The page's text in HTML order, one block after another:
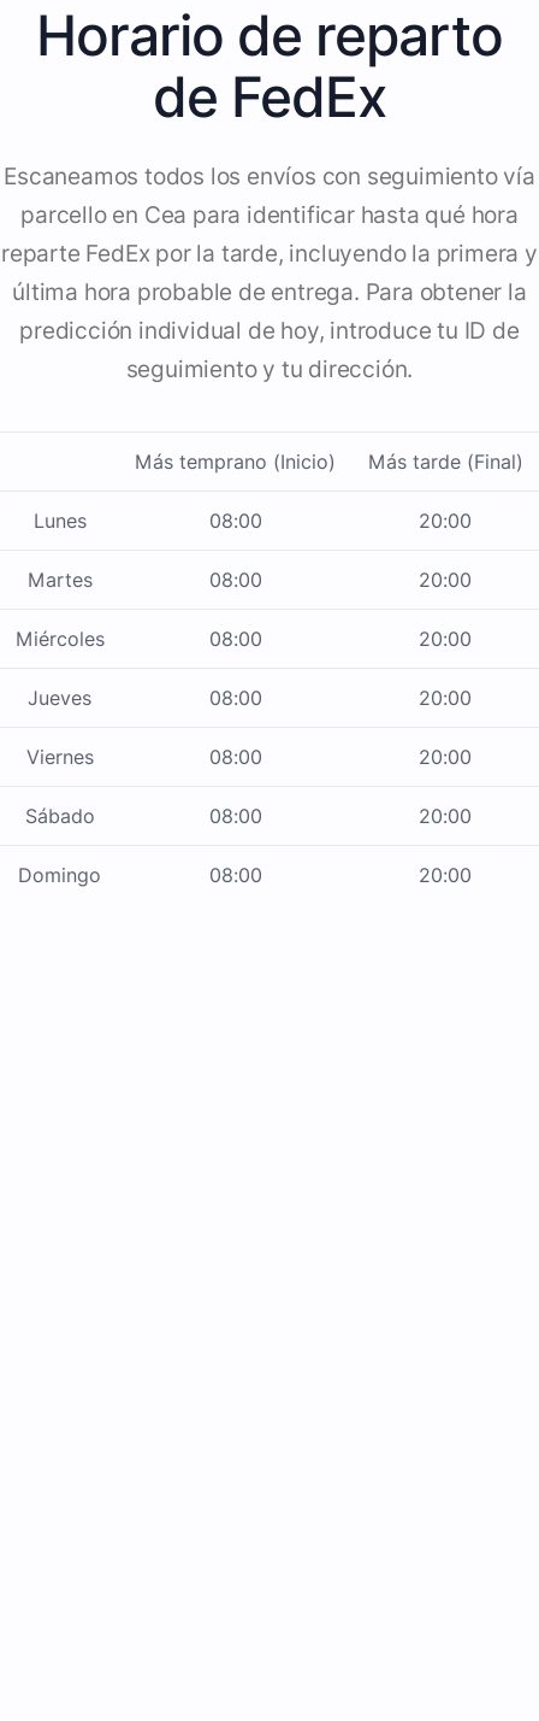
Horario de reparto
de FedEx
Escaneamos todos los envíos con seguimiento vía
parcello en Cea para identificar hasta qué hora
reparte FedEx por la tarde, incluyendo la primera y
última hora probable de entrega. Para obtener la
predicción individual de hoy, introduce tu ID de
seguimiento y tu dirección.
Más temprano (Inicio) Más tarde (Final)
Lunes 08:00 20:00
Martes 08:00 20:00
Miércoles 08:00 20:00
Jueves 08:00 20:00
Viernes 08:00 20:00
Sábado 08:00 20:00
Domingo 08:00 20:00